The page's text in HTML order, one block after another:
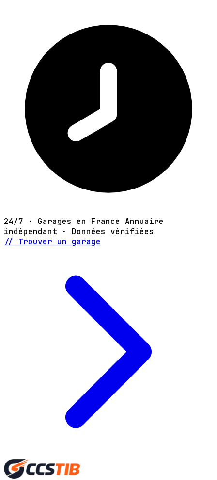
24/7 · Garages en France Annuaire
indépendant · Données vérifiées
// Trouver un garage